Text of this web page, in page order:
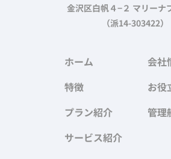
金沢区白帆４−２ マリーナ
（派14-303422）
ホーム
特徴
プラン紹介
サービス紹介
会社
お役
管理